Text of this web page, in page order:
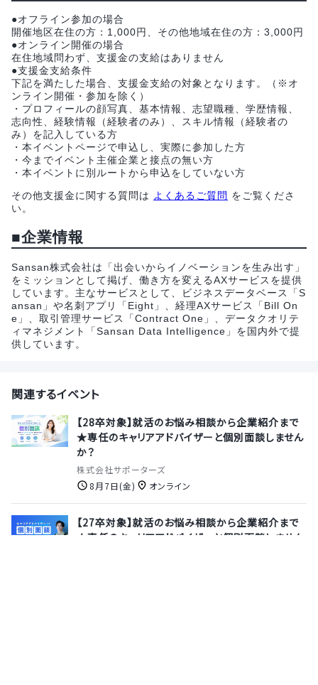
●オフライン参加の場合
開催地区在住の方：1,000円、その他地域在住の方：3,000円
●オンライン開催の場合
在住地域問わず、支援金の支給はありません
●支援金支給条件
下記を満たした場合、支援金支給の対象となります。（※オ
ンライン開催・参加を除く）
・プロフィールの顔写真、基本情報、志望職種、学歴情報、
志向性、経験情報（経験者のみ）、スキル情報（経験者の
み）を記入している方
・本イベントページで申込し、実際に参加した方
・今までイベント主催企業と接点の無い方
・本イベントに別ルートから申込をしていない方
その他支援金に関する質問は よくあるご質問 をご覧くださ
い。
■企業情報
Sansan株式会社は「出会いからイノベーションを生み出す」
をミッションとして掲げ、働き方を変えるAXサービスを提供
しています。主なサービスとして、ビジネスデータベース「S
ansan」や名刺アプリ「Eight」、経理AXサービス「Bill On
e」、取引管理サービス「Contract One」、データクオリテ
ィマネジメント「Sansan Data Intelligence」を国内外で提
供しています。
関連するイベント
【28卒対象】就活のお悩み相談から企業紹介まで
★専任のキャリアアドバイザーと個別面談しません
か？
株式会社サポーターズ
8月7日(金)
オンライン
【27卒対象】就活のお悩み相談から企業紹介まで
★専任のキャリアアドバイザーと個別面談しません